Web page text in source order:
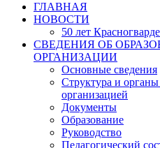
ГЛАВНАЯ
НОВОСТИ
50 лет
СВЕДЕНИЯ ОБ
ОРГАНИЗАЦИИ
Основные сведения
Структура и органы
организацией
Документы
Образование
Руководство
Педагогический